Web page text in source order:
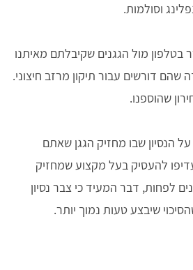
וסולמות.
בטלפון מול הגגנים שקיבלתם מאיתנו
שהם דורשים עבור תיקון מרזב חיצוני.
שהוספנו.
הנסיון שבו מחזיק הגגן שאתם
להעסיק בעל מקצוע שמחזיק
לפחות, דבר המעיד כי צבר נסיון
שיבצע טעות נמוך יותר.